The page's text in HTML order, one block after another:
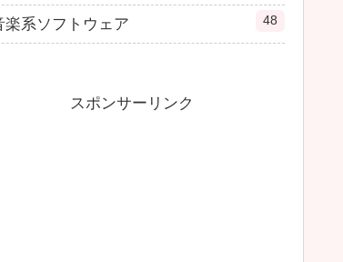
楽系ソフトウェア 48
スポンサーリンク